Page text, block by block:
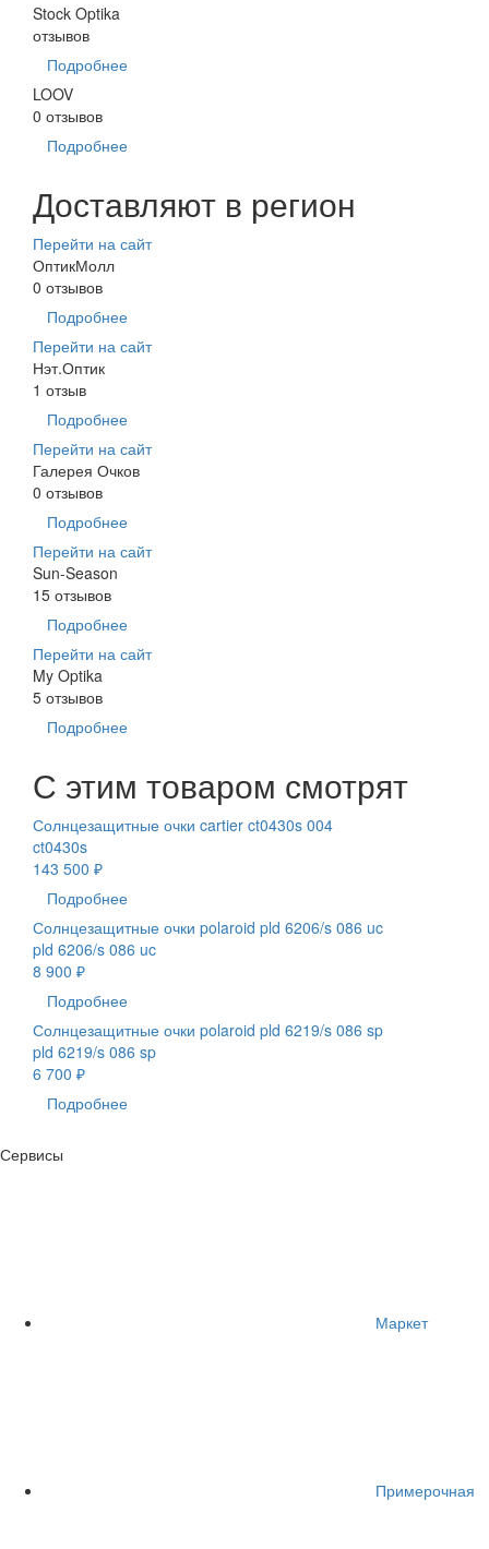
Stock Optika
отзывов
Подробнее
LOOV
0 отзывов
Подробнее
Доставляют в регион
Перейти на сайт
ОптикМолл
0 отзывов
Подробнее
Перейти на сайт
Нэт.Оптик
1 отзыв
Подробнее
Перейти на сайт
Галерея Очков
0 отзывов
Подробнее
Перейти на сайт
Sun-Season
15 отзывов
Подробнее
Перейти на сайт
My Optika
5 отзывов
Подробнее
С этим товаром смотрят
Солнцезащитные очки cartier ct0430s 004
ct0430s
143 500 ₽
Подробнее
Солнцезащитные очки polaroid pld 6206/s 086 uc
pld 6206/s 086 uc
8 900 ₽
Подробнее
Солнцезащитные очки polaroid pld 6219/s 086 sp
pld 6219/s 086 sp
6 700 ₽
Подробнее
Сервисы
Маркет
Примерочная